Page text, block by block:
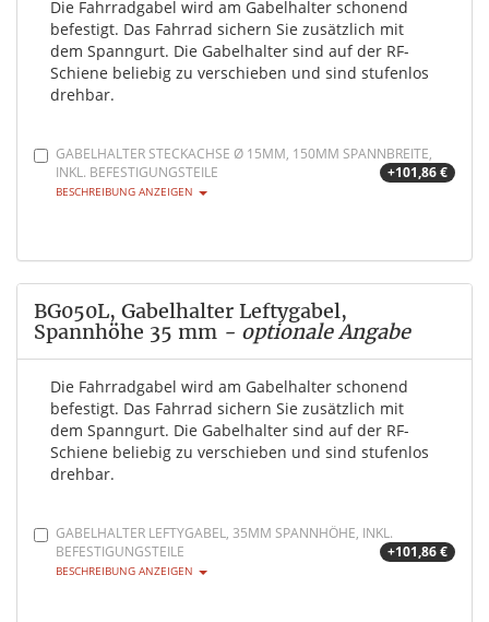
Die Fahrradgabel wird am Gabelhalter schonend
befestigt. Das Fahrrad sichern Sie zusätzlich mit
dem Spanngurt. Die Gabelhalter sind auf der RF-
Schiene beliebig zu verschieben und sind stufenlos
drehbar.
GABELHALTER STECKACHSE Ø 15MM, 150MM SPANNBREITE,
INKL. BEFESTIGUNGSTEILE
+101,86 €
BESCHREIBUNG ANZEIGEN
BG050L, Gabelhalter Leftygabel,
Spannhöhe 35 mm - optionale Angabe
Die Fahrradgabel wird am Gabelhalter schonend
befestigt. Das Fahrrad sichern Sie zusätzlich mit
dem Spanngurt. Die Gabelhalter sind auf der RF-
Schiene beliebig zu verschieben und sind stufenlos
drehbar.
GABELHALTER LEFTYGABEL, 35MM SPANNHÖHE, INKL.
BEFESTIGUNGSTEILE
+101,86 €
BESCHREIBUNG ANZEIGEN